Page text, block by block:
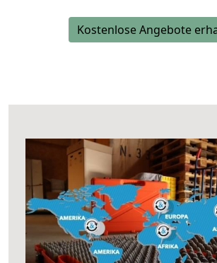
Kostenlose Angebote